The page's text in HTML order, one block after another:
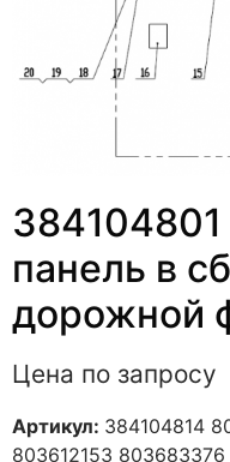
панель в
дорожной
Цена по запросу
Артикул: 384104814
803612153